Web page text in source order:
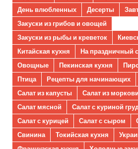
День влюбленных
Десерты
Закуски из грибов и овощей
Закуски из рыбы и креветок
Китайская кухня
На праздничный
Овощные
Пекинская кухня
Птица
Рецепты для начинающих
Салат из капусты
Салат из моркови
Салат мясной
Салат с куриной
Салат с курицей
Салат с сыром
Свинина
Токийская кухня